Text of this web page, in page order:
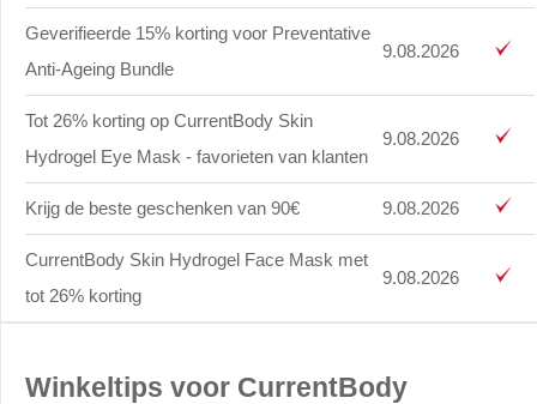
Geverifieerde 15% korting voor Preventative
Anti-Ageing Bundle
9.08.2026
Tot 26% korting op CurrentBody Skin
Hydrogel Eye Mask - favorieten van klanten
9.08.2026
Krijg de beste geschenken van 90€ 9.08.2026
CurrentBody Skin Hydrogel Face Mask met
tot 26% korting
9.08.2026
Winkeltips voor CurrentBody